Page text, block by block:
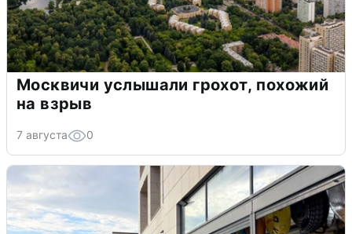
Москвичи услышали грохот, похожий
на взрыв
7 августа 0